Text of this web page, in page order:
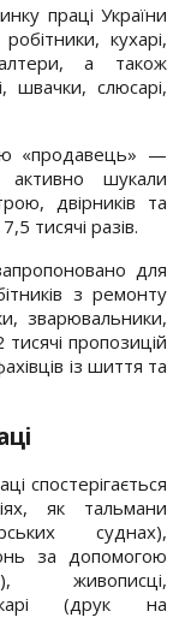
праці України
кухарі,
а також
швачки, слюсарі,
«продавець» —
шукали
двірників та
тисячі разів.
для
з ремонту
зварювальники,
пропозицій
із шиття та
спостерігається
як тальмани
суднах),
за допомогою
живописці,
(друк на